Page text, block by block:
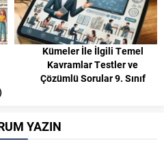
Kümeler İle İlgili Temel
Kavramlar Testler ve
Çözümlü Sorular 9. Sınıf
YAZIN